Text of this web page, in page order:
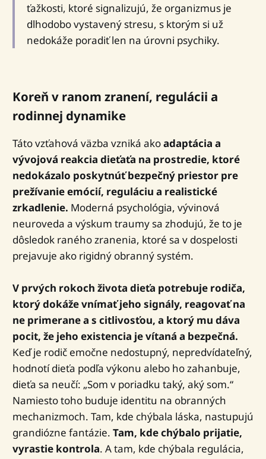
ťažkosti, ktoré signalizujú, že organizmus je
dlhodobo vystavený stresu, s ktorým si už
nedokáže poradiť len na úrovni psychiky.
Koreň v ranom zranení, regulácii a
rodinnej dynamike
Táto vzťahová väzba vzniká akoadaptácia a
vývojová reakcia dieťaťa na prostredie, ktoré
nedokázalo poskytnúť bezpečný priestor pre
prežívanie emócií, reguláciu a realistické
zrkadlenie. Moderná psychológia, vývinová
neuroveda a výskum traumy sa zhodujú, že to je
dôsledok raného zranenia, ktoré sa v dospelosti
prejavuje ako rigidný obranný systém.
V prvých rokoch života dieťa potrebuje rodiča,
ktorý dokáže vnímať jeho signály, reagovať na
ne primerane a s citlivosťou, a ktorý mu dáva
pocit, že jeho existencia je vítaná a bezpečná.
Keď je rodič emočne nedostupný, nepredvídateľný,
hodnotí dieťa podľa výkonu alebo ho zahanbuje,
dieťa sa neučí: „Som v poriadku taký, aký som.“
Namiesto toho buduje identitu na obranných
mechanizmoch. Tam, kde chýbala láska, nastupujú
grandiózne fantázie. Tam, kde chýbalo prijatie,
vyrastie kontrola. A tam, kde chýbala regulácia,